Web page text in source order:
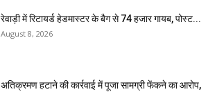
रेवाड़ी में रिटायर्ड हेडमास्टर के बैग से ₹74 हजार गायब, पोस्ट...
August 8, 2026
अतिक्रमण हटाने की कार्रवाई में पूजा सामग्री फेंकने का आरोप,